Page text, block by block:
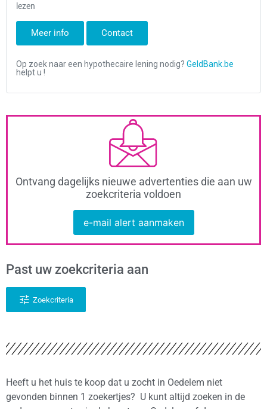
lezen
Meer info Contact
Ontvang dagelijks nieuwe advertenties die aan uw
zoekcriteria voldoen
e-mail alert aanmaken
Past uw zoekcriteria aan
Zoekcriteria
Heeft u het huis te koop dat u zocht in Oedelem niet
gevonden binnen 1 zoekertjes? U kunt altijd zoeken in de